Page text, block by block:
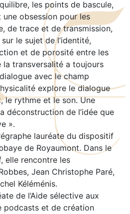
les points de bascule,
une obsession pour les
de trace et de transmission,
le sujet de l’identité,
et de porosité entre les
la transversalité a toujours
avec le champ
explore le dialogue
le rythme et le son. Une
déconstruction de l’idée que
».
lauréate du dispositif
de Royaumont. Dans le
elle rencontre les
Jean Christophe Paré,
Kéléménis.
de l’Aide sélective aux
podcasts et de création